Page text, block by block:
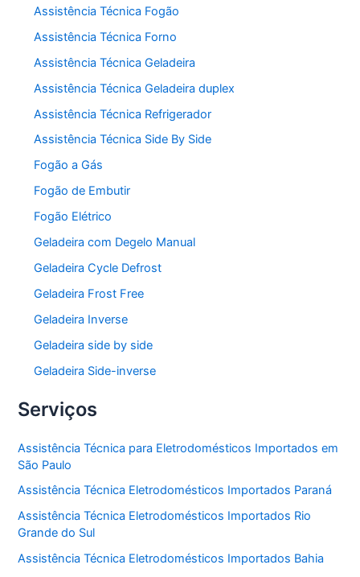
Assistência Técnica Fogão
Assistência Técnica Forno
Assistência Técnica Geladeira
Assistência Técnica Geladeira duplex
Assistência Técnica Refrigerador
Assistência Técnica Side By Side
Fogão a Gás
Fogão de Embutir
Fogão Elétrico
Geladeira com Degelo Manual
Geladeira Cycle Defrost
Geladeira Frost Free
Geladeira Inverse
Geladeira side by side
Geladeira Side-inverse
Serviços
Assistência Técnica para Eletrodomésticos Importados em
São Paulo
Assistência Técnica Eletrodomésticos Importados Paraná
Assistência Técnica Eletrodomésticos Importados Rio
Grande do Sul
Assistência Técnica Eletrodomésticos Importados Bahia